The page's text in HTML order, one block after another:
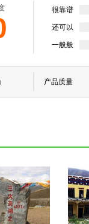
很靠谱
还可以
一般般
产品质量